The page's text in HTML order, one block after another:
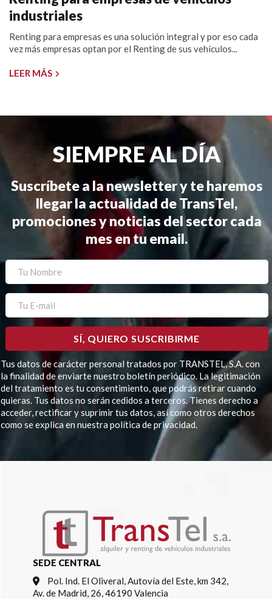
industriales
Renting para empresas es una solución integral y por eso cada
vez más empresas optan por el Renting de sus vehículos...
LEER MÁS
SIEMPRE AL DÍA
Suscríbete a la newsletter y te haremos
llegar la actualidad de TransTel,
promociones y noticias del sector cada
mes en tu email.
Tus datos de carácter personal tratados por TRANSTEL, S.A. con
la finalidad de enviarte nuestro boletín periódico. La legitimación
del tratamiento es tu consentimiento, que podrás retirar cuando
quieras. Tus datos no serán cedidos a terceros. Tienes derecho a
acceder, rectificar y suprimir tus datos, así como otros derechos
como se explica en nuestra política de privacidad.
SEDE CENTRAL
Pol. Ind. El Oliveral, Autovía del Este, km 342,
Av. de Madrid, 26, 46190 Valencia